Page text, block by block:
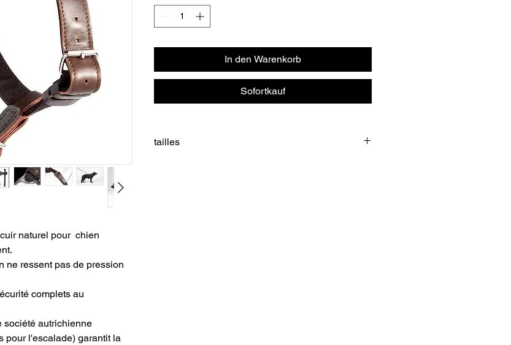
naturel pour chien
ne ressent pas de pression
complets au
société autrichienne
pour l'escalade) garantit la
In den Warenkorb
Sofortkauf
tailles